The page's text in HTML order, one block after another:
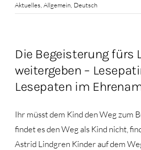
Aktuelles Allgemein Deutsch
Die Begeisterung fürs
weitergeben –
Lesepaten im
Ihr müsst dem Kind den Weg zum
findet es den Weg als Kind nicht,
Astrid Lindgren Kinder auf dem